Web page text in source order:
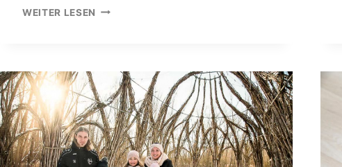
WEITER LESEN FAMILIEN-
TIPPS
FÜR
DAS
PERFEKTE
BILD